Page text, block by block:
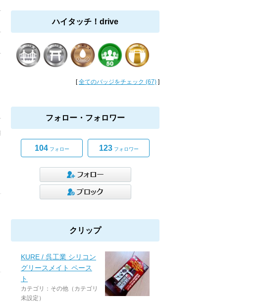
ハイタッチ！drive
[全てのバッジをチェック (67) ]
フォロー・フォロワー
104フォロー 123フォロワー
クリップ
KURE / 呉工業 シリコン
グリースメイト ペース
ト
カテゴリ：その他（カテゴリ
未設定）